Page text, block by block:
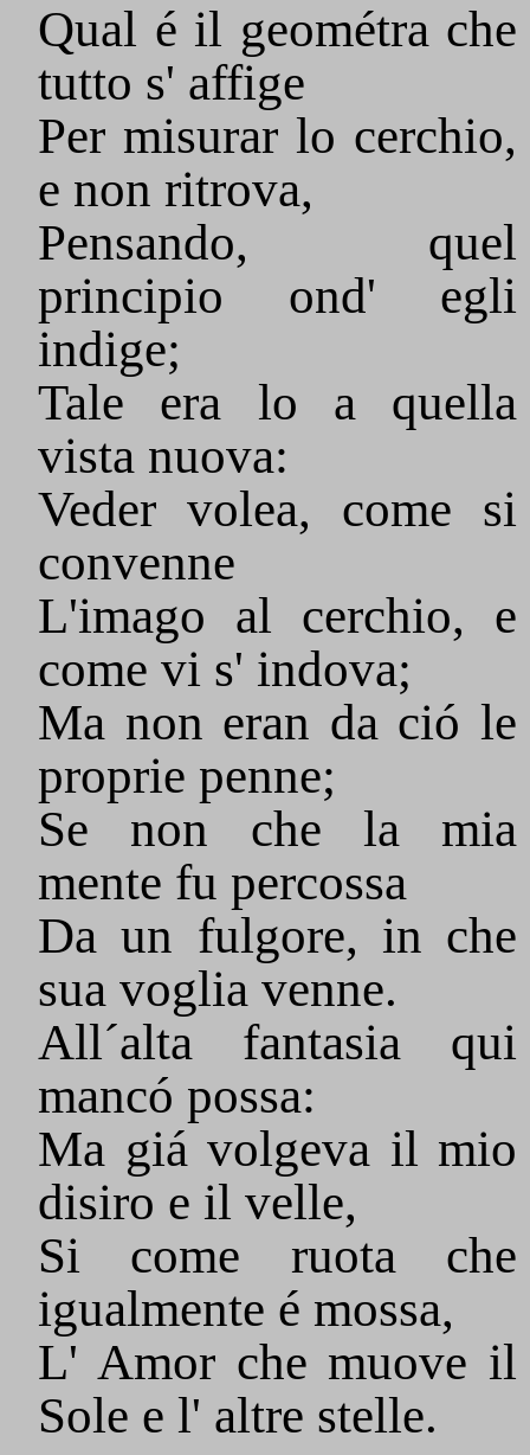
Qual é il geométra che
tutto s' affige
Per misurar lo cerchio,
e non ritrova,
Pensando, quel
principio ond' egli
indige;
Tale era lo a quella
vista nuova:
Veder volea, come si
convenne
L'imago al cerchio, e
come vi s' indova;
Ma non eran da ció le
proprie penne;
Se non che la mia
mente fu percossa
Da un fulgore, in che
sua voglia venne.
All´alta fantasia qui
mancó possa:
Ma giá volgeva il mio
disiro e il velle,
Si come ruota che
igualmente é mossa,
L' Amor che muove il
Sole e l' altre stelle.